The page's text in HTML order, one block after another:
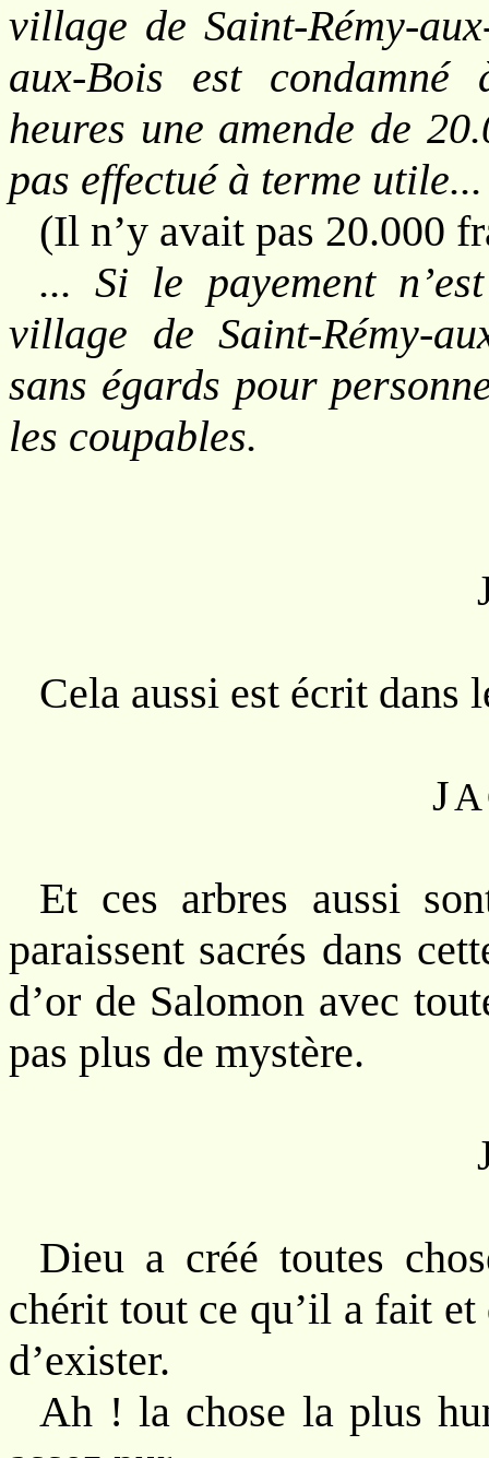
village de Saint-Rémy-
aux-Bois est
heures une amende de
pas effectué à terme utile...
(Il n’y avait pas 20.000
... Si le payement
village de Saint-Rémy-
sans égards pour
les coupables.
Cela aussi est écrit dans
J
Et ces arbres aussi
paraissent sacrés dans
d’or de Salomon avec
pas plus de mystère.
Dieu a créé toutes
chérit tout ce qu’il a fait et
d’exister.
Ah ! la chose la plus